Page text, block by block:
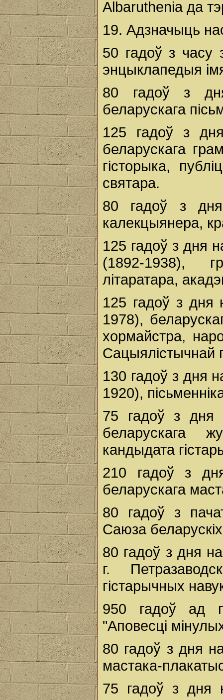
Albaruthenia да
19. Адзначыць
50 гадоў з часу
энцыклапедыя
80 гадоў з
беларускага
125 гадоў з
беларускага
гісторыка,
святара.
80 гадоў з
калекцыянера,
125 гадоў з дня
(1892-1938),
літаратара,
125 гадоў з
1978),
хормайстра,
Сацыялістычнай
130 гадоў з дня
1920),
75 гадоў з дня
беларускага
кандыдата
210 гадоў з
беларускага
80 гадоў з
Саюза
80 гадоў з дня
г.
гістарычных
950 гадоў ад
"Аповесці
80 гадоў з дня
мастака-
75 гадоў з дня